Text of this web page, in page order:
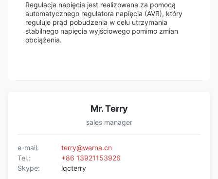
Regulacja napięcia jest realizowana za pomocą
automatycznego regulatora napięcia (AVR), który
reguluje prąd pobudzenia w celu utrzymania
stabilnego napięcia wyjściowego pomimo zmian
obciążenia.
Mr. Terry
sales manager
e-mail:
terry@werna.cn
Tel.:
+86 13921153926
Skype:
lqcterry